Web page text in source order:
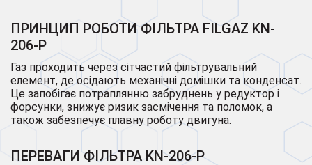
ПРИНЦИП РОБОТИ ФІЛЬТРА FILGAZ KN-
206-P
Газ проходить через сітчастий фільтрувальний
елемент, де осідають механічні домішки та конденсат.
Це запобігає потраплянню забруднень у редуктор і
форсунки, знижує ризик засмічення та поломок, а
також забезпечує плавну роботу двигуна.
ПЕРЕВАГИ ФІЛЬТРА KN-206-P